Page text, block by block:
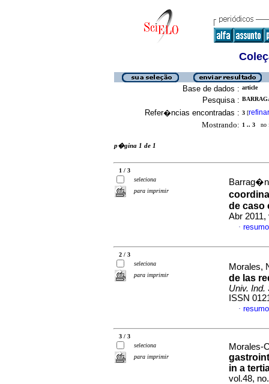
Base de dados : article
Pesquisa :
Refer�ncias encontradas : 3 [refinar
Mostrando: 1 .. 3 no
p�gina 1 de 1
1 / 3
seleciona
para imprimir
de caso
Abr 2011,
·
2 / 3
seleciona
para imprimir
Morales,
de las
Univ. Ind.
ISSN
·
3 / 3
seleciona
para imprimir
Morales-
in a
vol.48,